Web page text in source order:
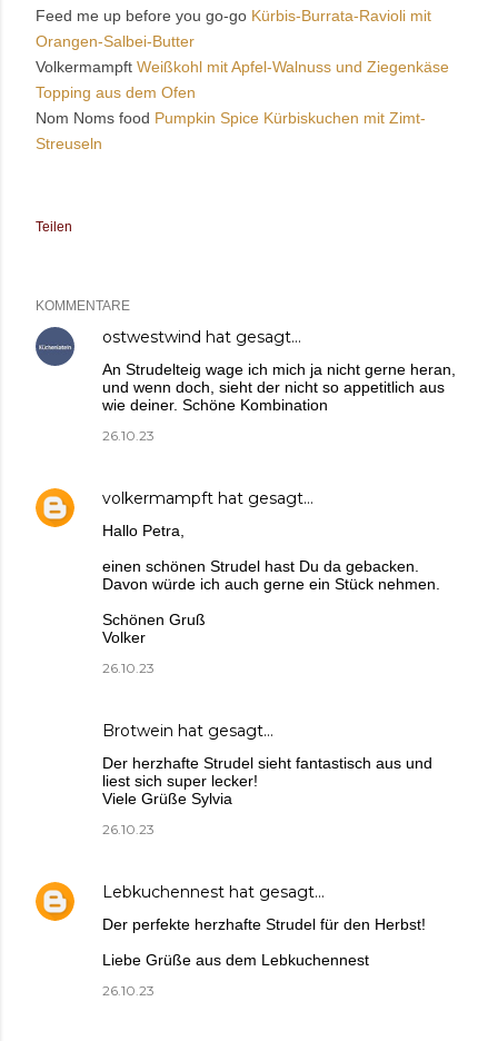
Feed me up before you go-go Kürbis-Burrata-Ravioli mit
Orangen-Salbei-Butter
Volkermampft Weißkohl mit Apfel-Walnuss und Ziegenkäse
Topping aus dem Ofen
Nom Noms food Pumpkin Spice Kürbiskuchen mit Zimt-
Streuseln
Teilen
KOMMENTARE
ostwestwind hat gesagt…
An Strudelteig wage ich mich ja nicht gerne heran,
und wenn doch, sieht der nicht so appetitlich aus
wie deiner. Schöne Kombination
26.10.23
volkermampft hat gesagt…
Hallo Petra,
einen schönen Strudel hast Du da gebacken.
Davon würde ich auch gerne ein Stück nehmen.
Schönen Gruß
Volker
26.10.23
Brotwein hat gesagt…
Der herzhafte Strudel sieht fantastisch aus und
liest sich super lecker!
Viele Grüße Sylvia
26.10.23
Lebkuchennest hat gesagt…
Der perfekte herzhafte Strudel für den Herbst!
Liebe Grüße aus dem Lebkuchennest
26.10.23